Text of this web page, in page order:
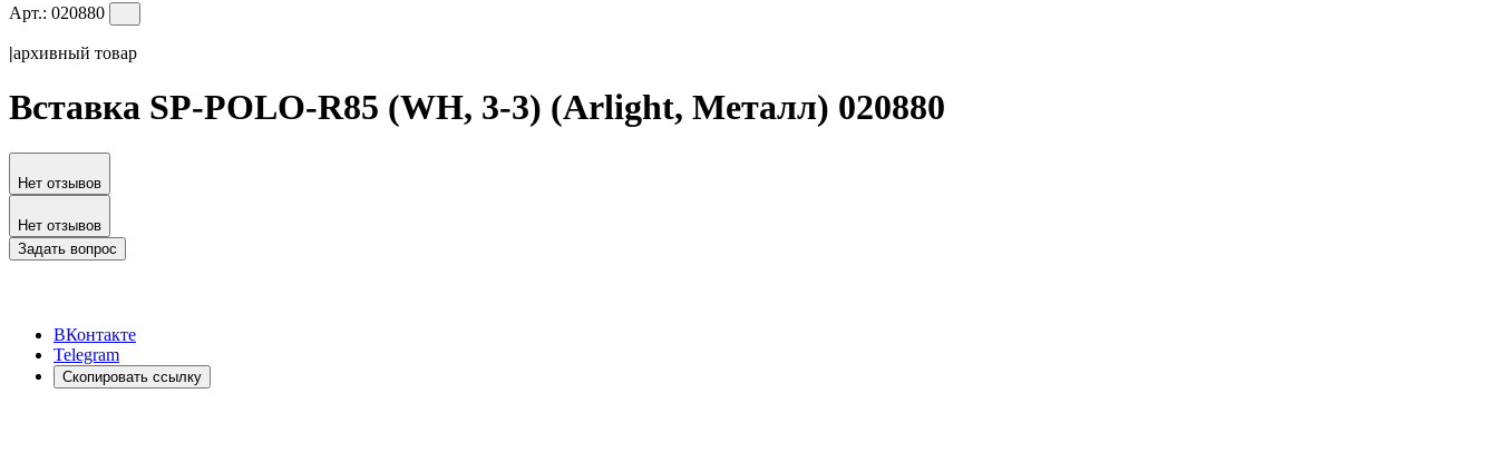
Арт.: 020880
|архивный товар
Вставка SP-POLO-R85 (WH, 3-3) (Arlight, Металл) 020880
Нет отзывов
Нет отзывов
Задать вопрос
ВКонтакте
Telegram
Скопировать ссылку